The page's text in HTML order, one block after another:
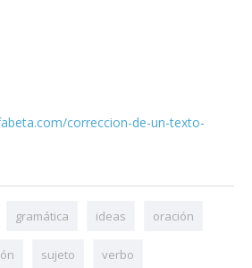
correccion-de-un-texto-
gramática ideas oración
sujeto verbo